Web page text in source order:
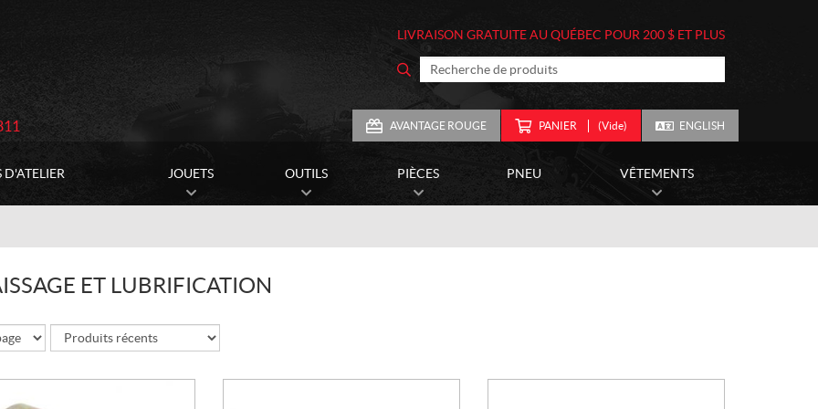
LIVRAISON GRATUITE AU QUÉBEC POUR 200 $ ET PLUS
AVANTAGE ROUGE PANIER (Vide) ENGLISH
D'ATELIER JOUETS OUTILS PIÈCES PNEU VÊTEMENTS
ET LUBRIFICATION